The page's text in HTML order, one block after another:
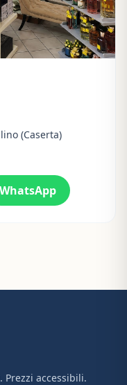
(Caserta)
WhatsApp
Prezzi accessibili.